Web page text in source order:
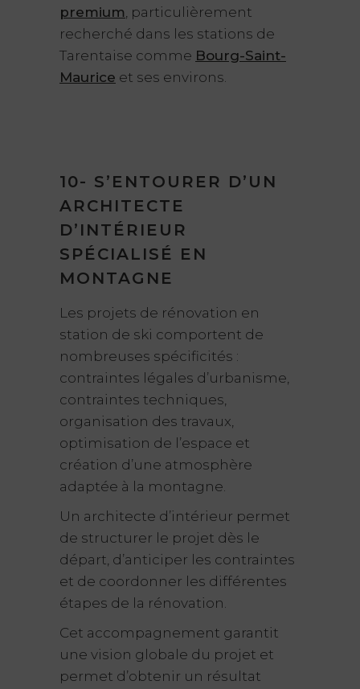
premium, particulièrement
recherché dans les stations de
Tarentaise comme Bourg-Saint-
Maurice et ses environs.
10- S’ENTOURER D’UN
ARCHITECTE
D’INTÉRIEUR
SPÉCIALISÉ EN
MONTAGNE
Les projets de rénovation en
station de ski comportent de
nombreuses spécificités :
contraintes légales d’urbanisme,
contraintes techniques,
organisation des travaux,
optimisation de l’espace et
création d’une atmosphère
adaptée à la montagne.
Un architecte d’intérieur permet
de structurer le projet dès le
départ, d’anticiper les contraintes
et de coordonner les différentes
étapes de la rénovation.
Cet accompagnement garantit
une vision globale du projet et
permet d’obtenir un résultat